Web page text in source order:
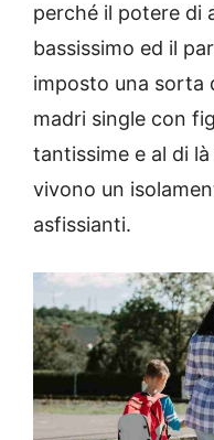
perché il potere di
bassissimo ed il
imposto una sorta
madri single con
tantissime e al di
vivono un
asfissianti.